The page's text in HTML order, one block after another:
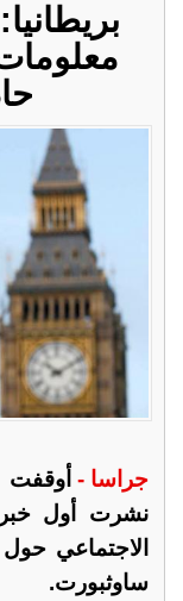
جراسا - أوقفت
نشرت أول
الاجتماعي
ساوثبورت.